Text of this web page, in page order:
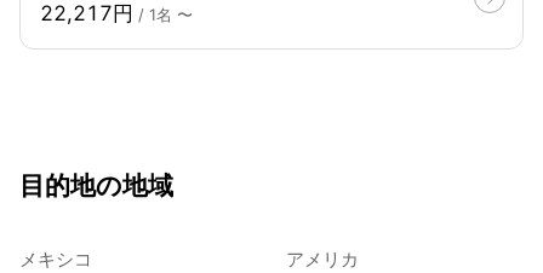
22,217円 / 1名 〜
目的地の地域
メキシコ アメリカ